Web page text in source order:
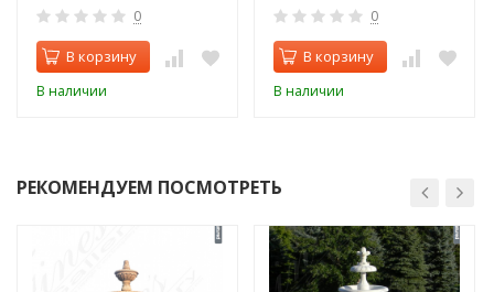
0
В корзину
В наличии
0
В корзину
В наличии
РЕКОМЕНДУЕМ ПОСМОТРЕТЬ